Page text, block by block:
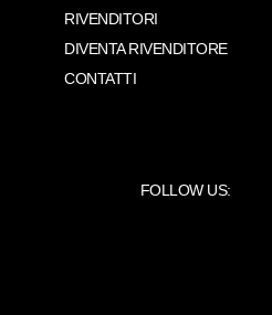
RIVENDITORI
DIVENTA RIVENDITORE
CONTATTI
FOLLOW US: